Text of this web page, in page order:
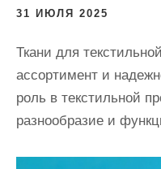
31 ИЮЛЯ 2025
Ткани для
ассортимент и
роль в текстильной
разнообразие и